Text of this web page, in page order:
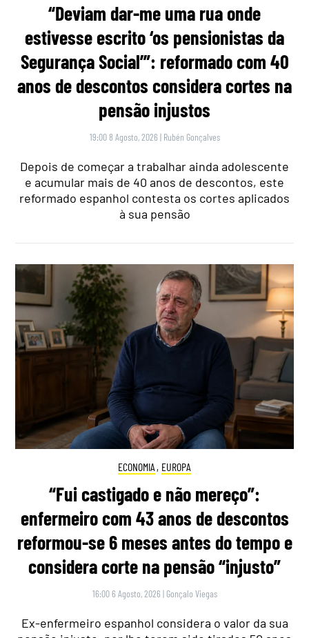
“Deviam dar-me uma rua onde
estivesse escrito ‘os pensionistas da
Segurança Social’”: reformado com 40
anos de descontos considera cortes na
pensão injustos
19:00 8 Agosto, 2026 | Rubén Gonçalves
Depois de começar a trabalhar ainda adolescente
e acumular mais de 40 anos de descontos, este
reformado espanhol contesta os cortes aplicados
à sua pensão
ECONOMIA , EUROPA
“Fui castigado e não mereço”:
enfermeiro com 43 anos de descontos
reformou-se 6 meses antes do tempo e
considera corte na pensão “injusto”
16:00 6 Agosto, 2026 | Gonçalo Viegas
Ex-enfermeiro espanhol considera o valor da sua